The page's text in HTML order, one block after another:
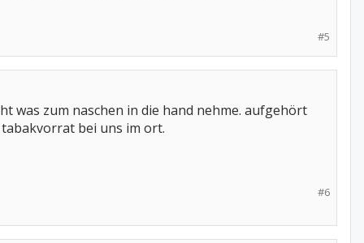
#5
was zum naschen in die hand nehme. aufgehört
bei uns im ort.
#6